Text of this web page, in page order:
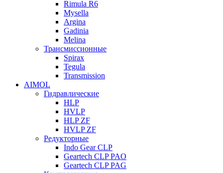
Rimula R6
Mysella
Argina
Gadinia
Melina
Трансмиссионные
Spirax
Tegula
Transmission
AIMOL
Гидравлические
HLP
HVLP
HLP ZF
HVLP ZF
Редукторные
Indo Gear CLP
Geartech CLP PAO
Geartech CLP PAG